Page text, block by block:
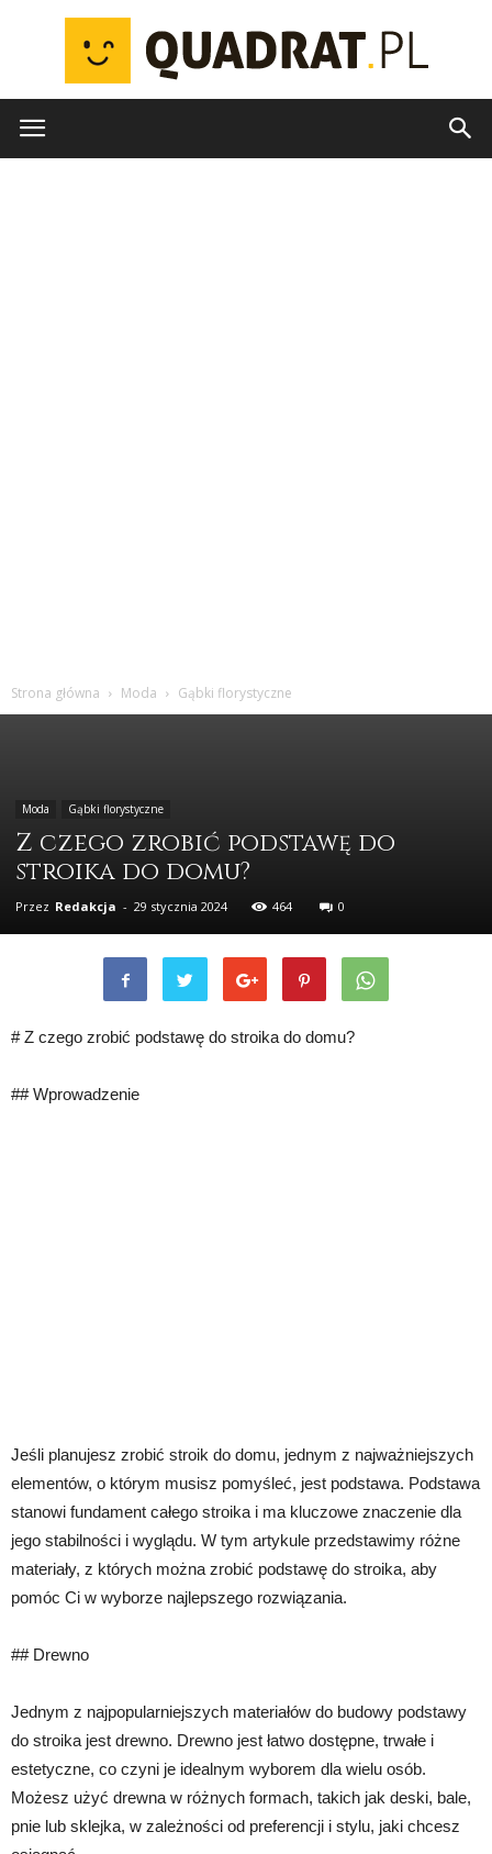
Strona główna Moda Gąbki florystyczne
Moda Gąbki florystyczne
Z czego zrobić podstawę do
stroika do domu?
Przez Redakcja - 29 stycznia 2024 464 0
# Z czego zrobić podstawę do stroika do domu?
## Wprowadzenie
Jeśli planujesz zrobić stroik do domu, jednym z najważniejszych
elementów, o którym musisz pomyśleć, jest podstawa. Podstawa
stanowi fundament całego stroika i ma kluczowe znaczenie dla
jego stabilności i wyglądu. W tym artykule przedstawimy różne
materiały, z których można zrobić podstawę do stroika, aby
pomóc Ci w wyborze najlepszego rozwiązania.
## Drewno
Jednym z najpopularniejszych materiałów do budowy podstawy
do stroika jest drewno. Drewno jest łatwo dostępne, trwałe i
estetyczne, co czyni je idealnym wyborem dla wielu osób.
Możesz użyć drewna w różnych formach, takich jak deski, bale,
pnie lub sklejka, w zależności od preferencji i stylu, jaki chcesz